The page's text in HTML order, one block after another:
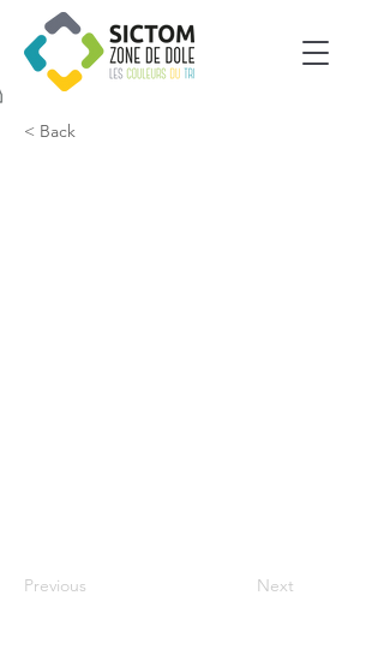
< Back
Previous Next